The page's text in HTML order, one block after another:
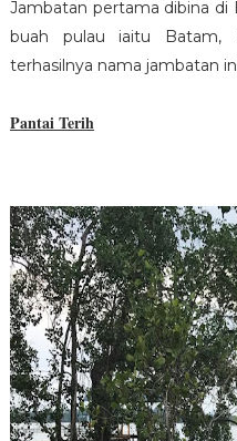
Jambatan pertama dibina
buah pulau iaitu Batam,
terhasilnya nama jambatan
Pantai Terih